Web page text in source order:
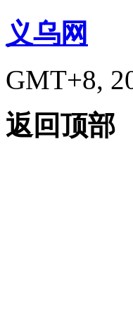
义乌网
GMT+8,
返回顶部